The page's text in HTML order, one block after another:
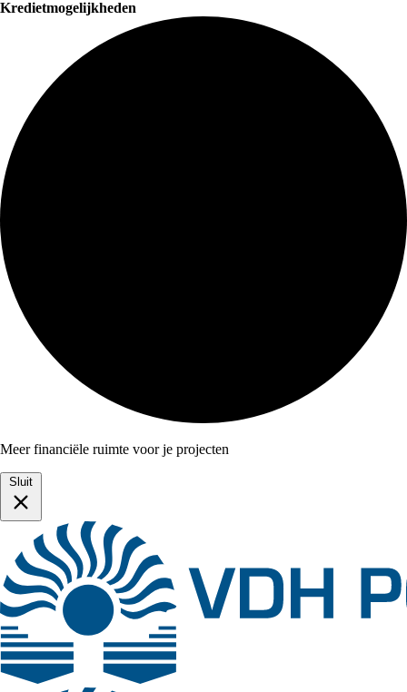
Kredietmogelijkheden
Meer financiële ruimte voor je projecten
Sluit